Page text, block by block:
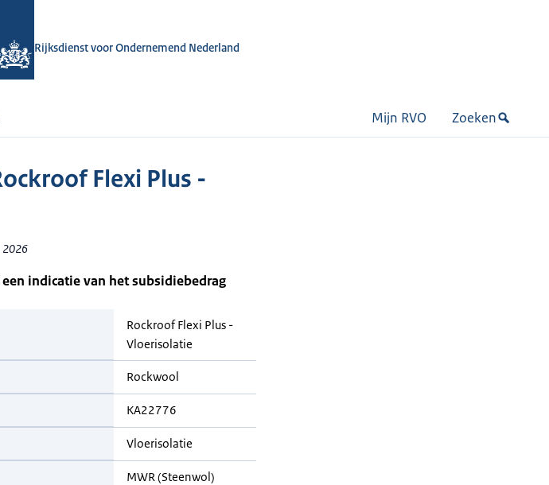
Rijksdienst voor Ondernemend Nederland
Mijn RVO Zoeken
Flexi Plus -
2026
indicatie van het subsidiebedrag
Rockroof Flexi Plus -
Vloerisolatie
Rockwool
KA22776
Vloerisolatie
MWR (Steenwol)